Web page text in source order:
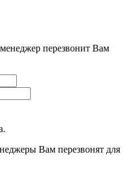
перезвонит Вам
Вам перезвонят для